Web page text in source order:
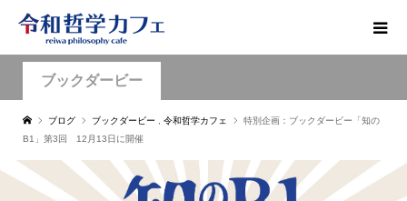
ブックダービー
ブログ ブックダービー 令和哲学カフェ
特別企画：ブックダービー「知の
B1」第3回 12月13日に開催